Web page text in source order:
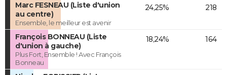
Marc FESNEAU (Liste d'union
au centre)
Ensemble, le meilleur est avenir
24,25% 218
François BONNEAU (Liste
d'union à gauche)
Plus Fort, Ensemble ! Avec François
Bonneau
18,24% 164